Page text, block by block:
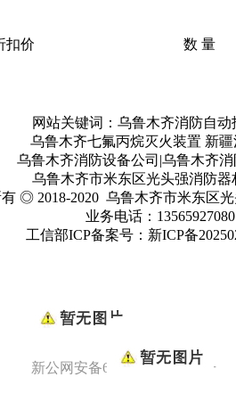
扣价 数 量
网站关键词：乌鲁木齐消防自动
乌鲁木齐七氟丙烷灭火装置 新
乌鲁木齐消防设备公司|乌鲁木齐
乌鲁木齐市米东区光头强消防器
◎ 2018-2020 乌鲁木齐市米东区
业务电话：13565927080
工信部ICP备案号： 新ICP备
新公网安备65010902000949号